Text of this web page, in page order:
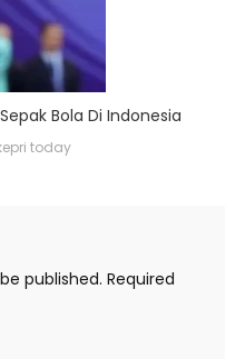
Bola Di Indonesia
today
published. Required